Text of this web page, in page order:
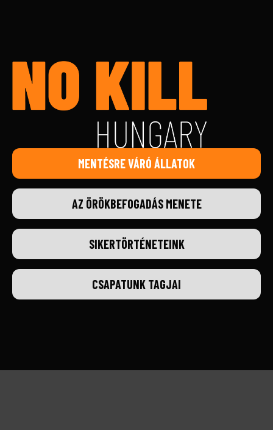
MENTÉSRE VÁRÓ ÁLLATOK
AZ ÖRÖKBEFOGADÁS MENETE
SIKERTÖRTÉNETEINK
CSAPATUNK TAGJAI